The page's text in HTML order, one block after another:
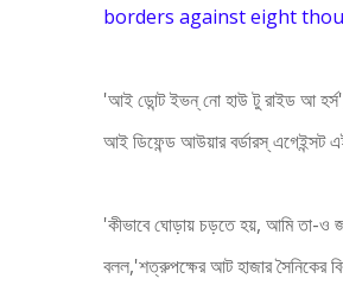
borders against eight
'আই ডোন্ট ইভন্‌ নো হাউ টু রাইড আ
আই ডিফেন্ড আউয়ার বর্ডারস্ এগেইন্সট
'কীভাবে ঘোড়ায় চড়তে হয়, আমি তা-ও
বলল,'শত্রুপক্ষের আট হাজার সৈনিকের